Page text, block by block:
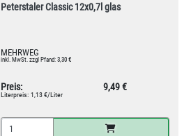
Peterstaler Classic 12x0,7l glas
MEHRWEG
inkl. MwSt. zzgl Pfand: 3,30 €
Preis: 9,49 €
Literpreis: 1,13 €/Liter